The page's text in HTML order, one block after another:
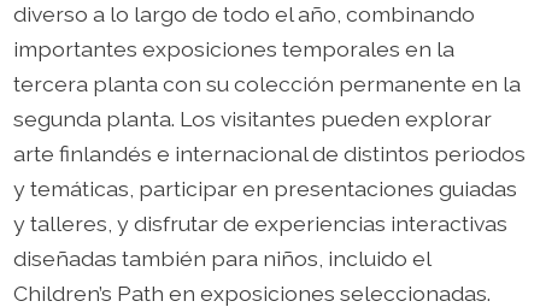
diverso a lo largo de todo el año, combinando
importantes exposiciones temporales en la
tercera planta con su colección permanente en la
segunda planta. Los visitantes pueden explorar
arte finlandés e internacional de distintos periodos
y temáticas, participar en presentaciones guiadas
y talleres, y disfrutar de experiencias interactivas
diseñadas también para niños, incluido el
Children’s Path en exposiciones seleccionadas.